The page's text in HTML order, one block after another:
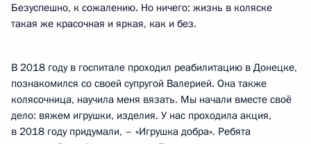
Безуспешно, к сожалению. Но ничего: жизнь в коляске
такая же красочная и яркая, как и без.
В 2018 году в госпитале проходил реабилитацию в Донецке,
познакомился со своей супругой Валерией. Она также
колясочница, научила меня вязать. Мы начали вместе своё
дело: вяжем игрушки, изделия. У нас проходила акция,
в 2018 году придумали, – «Игрушка добра». Ребята